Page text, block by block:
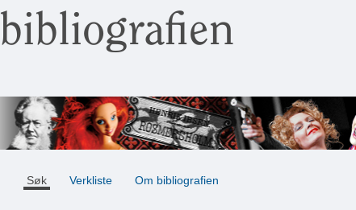
bibliografien
Søk Verkliste Om bibliografien